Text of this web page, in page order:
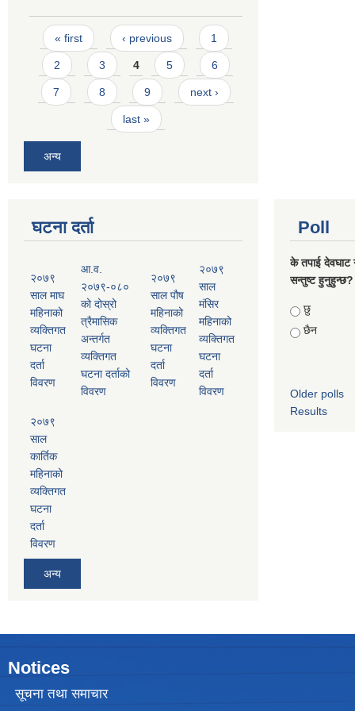
Pages
« first ‹ previous 1
2 3 4 5 6
7 8 9 next ›
last »
अन्य
घटना दर्ता
२०७९
साल माघ
महिनाको
व्यक्तिगत
घटना
दर्ता
विवरण
आ.व.
२०७९-०८०
को दोस्रो
त्रैमासिक
अन्तर्गत
व्यक्तिगत
घटना दर्ताको
विवरण
२०७९
साल पौष
महिनाको
व्यक्तिगत
घटना
दर्ता
विवरण
२०७९
साल
मंसिर
महिनाको
व्यक्तिगत
घटना
दर्ता
विवरण
२०७९
साल
कार्तिक
महिनाको
व्यक्तिगत
घटना
दर्ता
विवरण
अन्य
Poll
के तपाई देवघाट
सन्तुष्ट हुनुहुन्छ?
Choices
छु
छैन
Older polls
Results
Notices
सूचना तथा समाचार